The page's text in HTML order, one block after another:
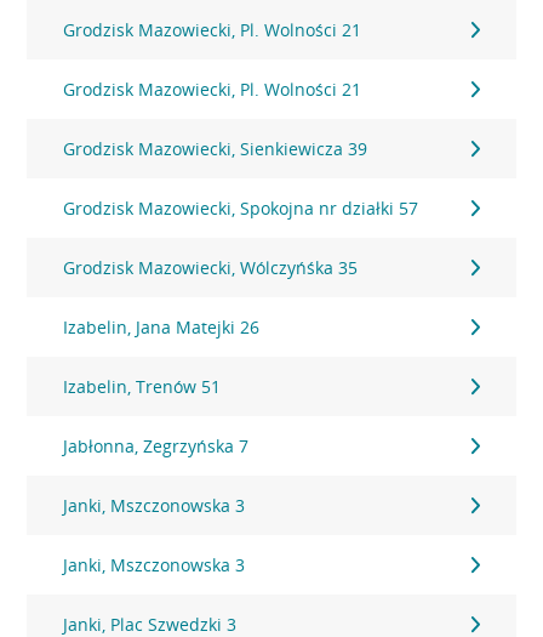
Grodzisk Mazowiecki, Pl. Wolności 21
Grodzisk Mazowiecki, Pl. Wolności 21
Grodzisk Mazowiecki, Sienkiewicza 39
Grodzisk Mazowiecki, Spokojna nr działki 57
Grodzisk Mazowiecki, Wólczyńśka 35
Izabelin, Jana Matejki 26
Izabelin, Trenów 51
Jabłonna, Zegrzyńska 7
Janki, Mszczonowska 3
Janki, Mszczonowska 3
Janki, Plac Szwedzki 3